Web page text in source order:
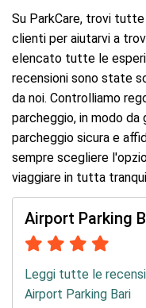
Su ParkCare, trovi
clienti per aiutarvi a
elencato tutte le
recensioni sono state
da noi. Controlliamo
parcheggio, in modo da
parcheggio sicura e
sempre scegliere
viaggiare in tutta
Airport Parking
Leggi tutte le
Airport Parking Bari